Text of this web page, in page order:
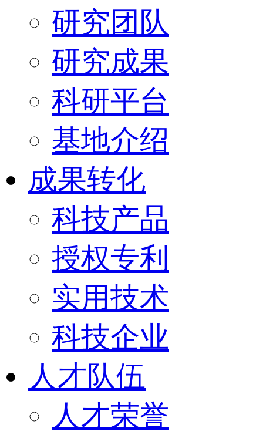
研究团队
研究成果
科研平台
基地介绍
成果转化
科技产品
授权专利
实用技术
科技企业
人才队伍
人才荣誉